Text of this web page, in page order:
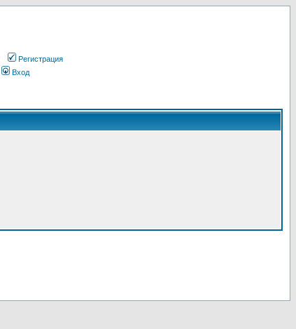
Регистрация
Вход